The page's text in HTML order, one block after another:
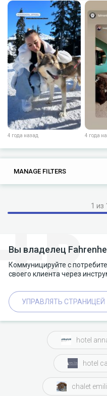
4 года назад 4 года
TAGS 0
MANAGE FILTERS
1 из
Вы владелец
Коммуницируйте с
своего клиента через
УПРАВЛЯТЬ СТРАНИЦЕЙ
hotel
hotel
chalet